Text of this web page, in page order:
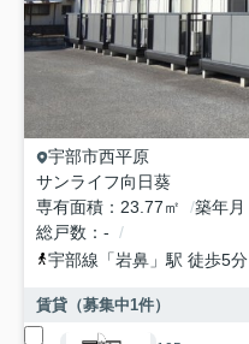
宇部市西平原
サンライフ向日葵
専有面積
23.77㎡ 築年月
総戸数
-
宇部線 「岩鼻 」駅 徒歩5分
賃貸（募集中1件）